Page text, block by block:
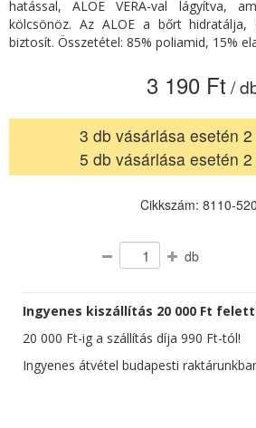
hatással, ALOE VERA-val lágyítva,
kölcsönöz. Az ALOE a bőrt hidratálja,
biztosít. Összetétel: 85% poliamid, 15%
3 190 Ft /
3 db vásárlása esetén
5 db vásárlása esetén
Cikkszám: 8110-
db
Ingyenes kiszállítás 20 000 Ft
20 000 Ft-ig a szállítás díja 990 Ft-tól!
Ingyenes átvétel budapesti